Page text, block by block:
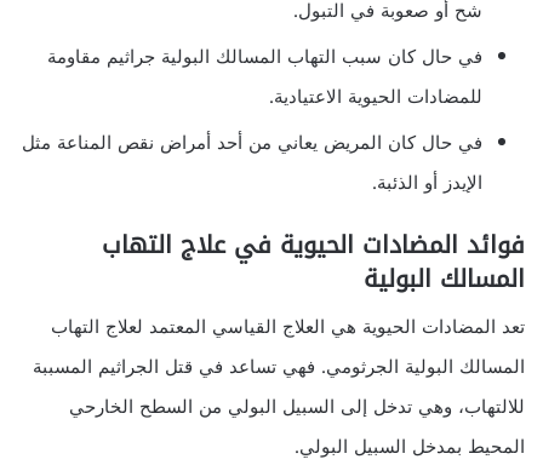
شح أو صعوبة في التبول.
في حال كان سبب التهاب المسالك البولية جراثيم مقاومة
للمضادات الحيوية الاعتيادية.
في حال كان المريض يعاني من أحد أمراض نقص المناعة مثل
الإيدز أو الذئبة.
فوائد المضادات الحيوية في علاج التهاب
المسالك البولية
تعد المضادات الحيوية هي العلاج القياسي المعتمد لعلاج التهاب
المسالك البولية الجرثومي. فهي تساعد في قتل الجراثيم المسببة
للالتهاب، وهي تدخل إلى السبيل البولي من السطح الخارحي
المحيط بمدخل السبيل البولي.